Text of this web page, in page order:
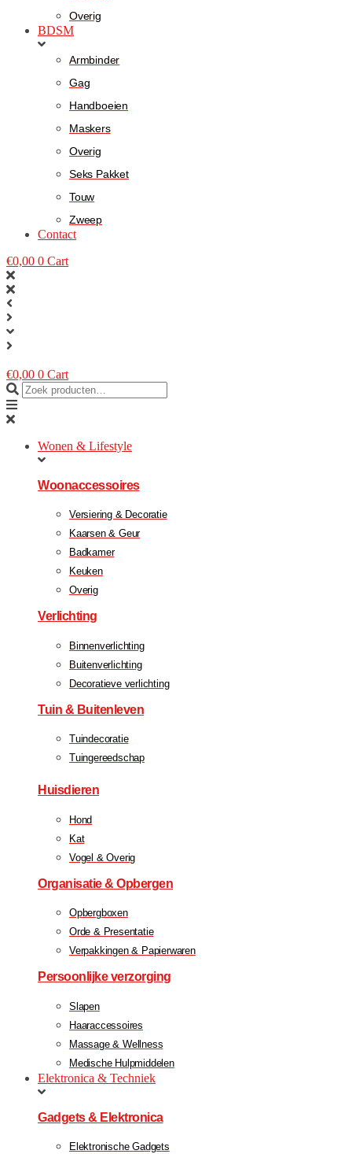
Overig
BDSM
Armbinder
Gag
Handboeien
Maskers
Overig
Seks Pakket
Touw
Zweep
Contact
€0,00 0 Cart
€0,00 0 Cart
Wonen & Lifestyle
Woonaccessoires
Versiering & Decoratie
Kaarsen & Geur
Badkamer
Keuken
Overig
Verlichting
Binnenverlichting
Buitenverlichting
Decoratieve verlichting
Tuin & Buitenleven
Tuindecoratie
Tuingereedschap
Huisdieren
Hond
Kat
Vogel & Overig
Organisatie & Opbergen
Opbergboxen
Orde & Presentatie
Verpakkingen & Papierwaren
Persoonlijke verzorging
Slapen
Haaraccessoires
Massage & Wellness
Medische Hulpmiddelen
Elektronica & Techniek
Gadgets & Elektronica
Elektronische Gadgets